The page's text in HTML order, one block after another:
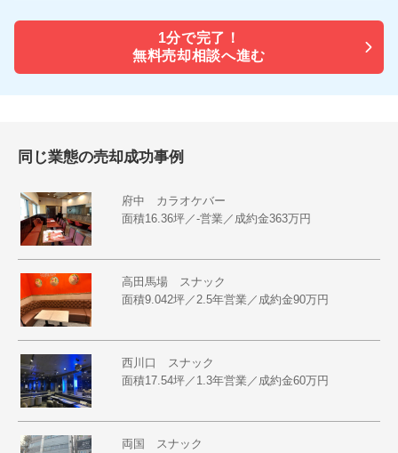
1分で完了！
無料売却相談へ進む
同じ業態の売却成功事例
府中 カラオケバー
面積16.36坪／-営業／成約金363万円
高田馬場 スナック
面積9.042坪／2.5年営業／成約金90万円
西川口 スナック
面積17.54坪／1.3年営業／成約金60万円
両国 スナック